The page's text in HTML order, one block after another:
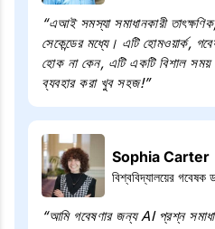
“এআই সমস্যা সমাধানকারী
সেকেন্ডের মধ্যে। এটি হোমওয়ার্ক,
হোক না কেন, এটি একটি বিশাল সময়
ব্যবহার করা খুব সহজ!”
Sophia Carter
বিশ্ববিদ্যালয়ের গবেষক
“আমি গবেষণার জন্য AI প্রশ্ন